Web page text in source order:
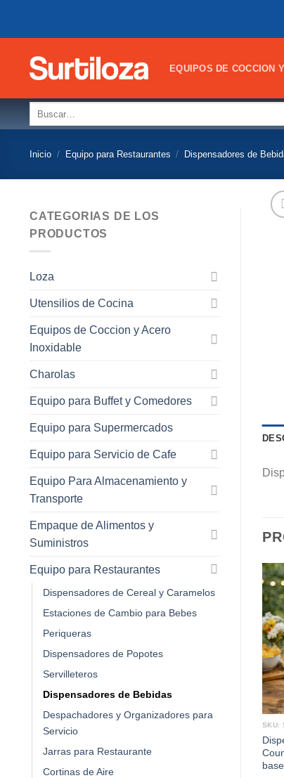
EQUIPOS DE COCCION
Inicio / Equipo para Restaurantes / Dispensadores de
CATEGORIAS DE LOS
PRODUCTOS
Loza
Utensilios de Cocina
Equipos de Coccion y Acero
Inoxidable
Charolas
Equipo para Buffet y Comedores
Equipo para Supermercados
Equipo para Servicio de Cafe
Equipo Para Almacenamiento y
Transporte
Empaque de Alimentos y
Suministros
Equipo para Restaurantes
Dispensadores de Cereal y Caramelos
Estaciones de Cambio para Bebes
Periqueras
Dispensadores de Popotes
Servilleteros
Dispensadores de Bebidas
Despachadores y Organizadores para
Servicio
Jarras para Restaurante
Cortinas de Aire
SKU: